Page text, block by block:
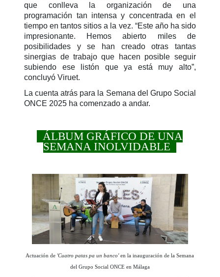
que conlleva la organización de una
programación tan intensa y concentrada en el
tiempo en tantos sitios a la vez. “Este año ha sido
impresionante. Hemos abierto miles de
posibilidades y se han creado otras tantas
sinergias de trabajo que hacen posible seguir
subiendo ese listón que ya está muy alto”,
concluyó Viruet.
La cuenta atrás para la Semana del Grupo Social
ONCE 2025 ha comenzado a andar.
ÁLBUM GRÁFICO DE UNA
SEMANA INOLVIDABLE
Actuación de 'Cuatro patas pa un banco'en la inauguración de la Semana
del Grupo Social ONCE en Málaga